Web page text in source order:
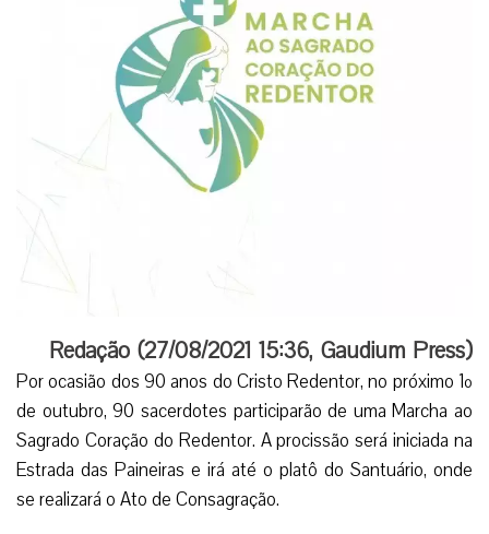
Redação (27/08/2021 15:36, Gaudium Press)
Por ocasião dos 90 anos do Cristo Redentor, no próximo 1º
de outubro, 90 sacerdotes participarão de uma Marcha ao
Sagrado Coração do Redentor. A procissão será iniciada na
Estrada das Paineiras e irá até o platô do Santuário, onde
se realizará o Ato de Consagração.